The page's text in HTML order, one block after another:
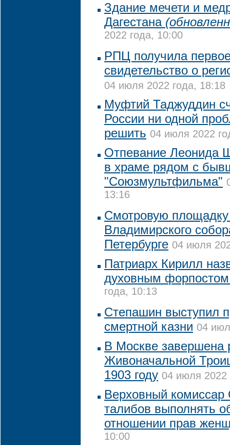
Здание мечети и
Дагестана
2022 года, 10:00
РПЦ получила
свидетельство о
04 июля 2022 года, 18:18
Муфтий Таджуддин
России ни одной
решить 04 июля 2022
Отпевание Леонида
в храме рядом с
"Союзмультфильма"
13:16
Смотровую площадку
Владимирского
Петербурге 04 июля
Патриарх Кирилл
духовным
года, 10:13
Степашин выступил
смертной казни 04
В Москве завершена
Живоначальной
1903 году 04 июля 2022
Верховный
талибов выполнять
отношении прав
10:00